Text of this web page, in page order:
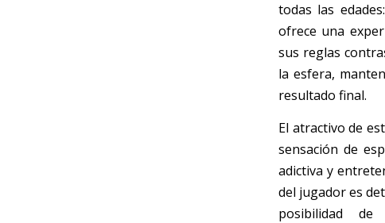
todas las edades:
ofrece una
sus reglas
la esfera,
resultado final.
El atractivo de
sensación de
adictiva y
del jugador es
posibilidad